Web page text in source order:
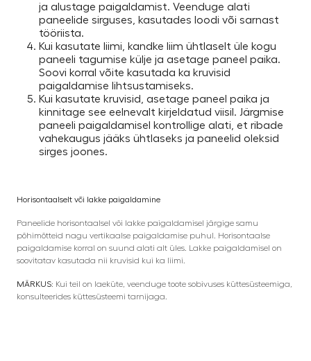
ja alustage paigaldamist. Veenduge alati
paneelide sirguses, kasutades loodi või sarnast
tööriista.
Kui kasutate liimi, kandke liim ühtlaselt üle kogu
paneeli tagumise külje ja asetage paneel paika.
Soovi korral võite kasutada ka kruvisid
paigaldamise lihtsustamiseks.
Kui kasutate kruvisid, asetage paneel paika ja
kinnitage see eelnevalt kirjeldatud viisil. Järgmise
paneeli paigaldamisel kontrollige alati, et ribade
vahekaugus jääks ühtlaseks ja paneelid oleksid
sirges joones.
Horisontaalselt või lakke paigaldamine
Paneelide horisontaalsel või lakke paigaldamisel järgige samu
põhimõtteid nagu vertikaalse paigaldamise puhul. Horisontaalse
paigaldamise korral on suund alati alt üles. Lakke paigaldamisel on
soovitatav kasutada nii kruvisid kui ka liimi.
MÄRKUS: Kui teil on laeküte, veenduge toote sobivuses küttesüsteemiga,
konsulteerides küttesüsteemi tarnijaga.